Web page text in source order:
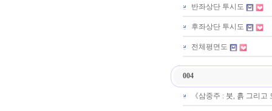
반좌상단 투시도
후좌상단 투시도
전체평면도
004
《삼중주 : 붓, 흙 그리